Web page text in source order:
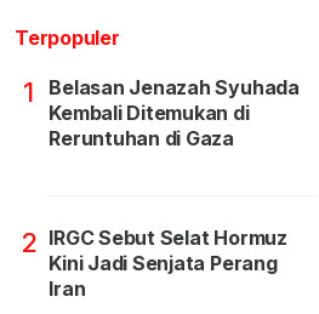
Terpopuler
1
Belasan Jenazah Syuhada
Kembali Ditemukan di
Reruntuhan di Gaza
2 IRGC Sebut Selat Hormuz
Kini Jadi Senjata Perang
Iran